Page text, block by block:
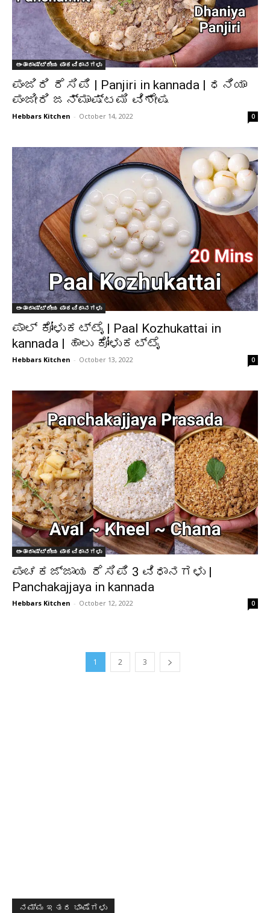
ಅಂತಾರಾಷ್ಟ್ರೀಯ ಪಾಕವಿಧಾನಗಳು
ಪಂಜಿರಿ ರೆಸಿಪಿ | Panjiri in kannada | ಧನಿಯಾ
ಪಂಜೀರಿ ಜನ್ಮಾಷ್ಟಮಿ ವಿಶೇಷ
Hebbars Kitchen - October 14, 2022 0
ಅಂತಾರಾಷ್ಟ್ರೀಯ ಪಾಕವಿಧಾನಗಳು
ಪಾಲ್ ಕೋಳುಕಟ್ಟೈ | Paal Kozhukattai in
kannada | ಹಾಲು ಕೋಳುಕಟ್ಟೈ
Hebbars Kitchen - October 13, 2022 0
ಅಂತಾರಾಷ್ಟ್ರೀಯ ಪಾಕವಿಧಾನಗಳು
ಪಂಚಕಜ್ಜಾಯ ರೆಸಿಪಿ 3 ವಿಧಾನಗಳು |
Panchakajjaya in kannada
Hebbars Kitchen - October 12, 2022 0
1 2 3
ನಮ್ಮ ಇತರ ಭಾಷೆಗಳು